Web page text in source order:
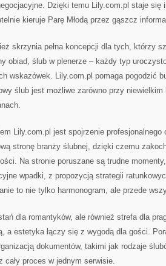
Dzięki temu Lily.com.pl staje się
kieruje Parę Młodą przez gąszcz
skrzynia pełna koncepcji dla tych, którzy
obiad, ślub w plenerze – każdy typ
wskazówek. Lily.com.pl pomaga pogodzić
ślub jest możliwe zarówno przy
Lily.com.pl jest spojrzenie
stronę branży ślubnej, dzięki czemu
Na stronie poruszane są trudne
wpadki, z propozycją strategii
to nie tylko harmonogram, ale przede
dla romantyków, ale również strefa dla
a estetyka łączy się z wygodą dla gości.
dokumentów, takimi jak rodzaje
cały proces w jednym serwisie.